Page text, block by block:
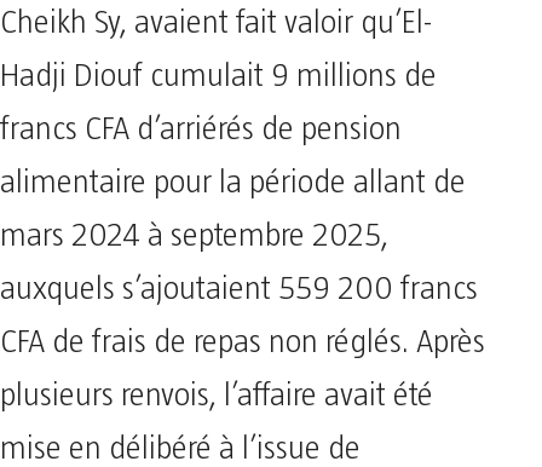
Cheikh Sy, avaient fait valoir qu’El-
Hadji Diouf cumulait 9 millions de
francs CFA d’arriérés de pension
alimentaire pour la période allant de
mars 2024 à septembre 2025,
auxquels s’ajoutaient 559 200 francs
CFA de frais de repas non réglés. Après
plusieurs renvois, l’affaire avait été
mise en délibéré à l’issue de